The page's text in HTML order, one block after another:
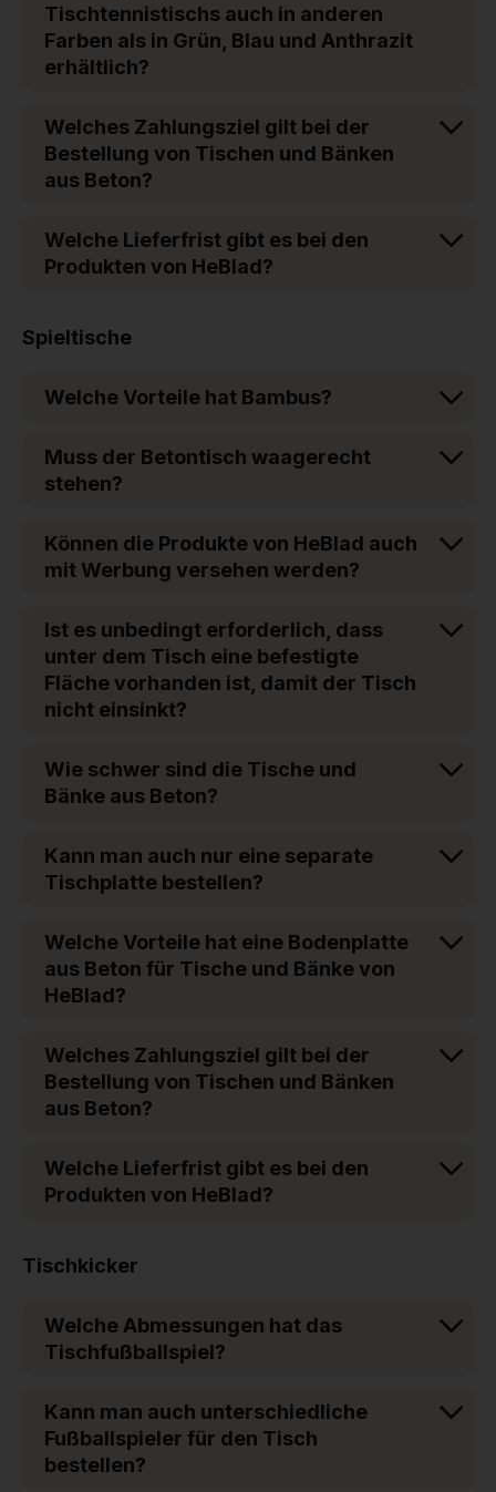
Tischtennistischs auch in anderen
Farben als in Grün, Blau und Anthrazit
erhältlich?
Welches Zahlungsziel gilt bei der
Bestellung von Tischen und Bänken
aus Beton?
Welche Lieferfrist gibt es bei den
Produkten von HeBlad?
Spieltische
Welche Vorteile hat Bambus?
Muss der Betontisch waagerecht
stehen?
Können die Produkte von HeBlad auch
mit Werbung versehen werden?
Ist es unbedingt erforderlich, dass
unter dem Tisch eine befestigte
Fläche vorhanden ist, damit der Tisch
nicht einsinkt?
Wie schwer sind die Tische und
Bänke aus Beton?
Kann man auch nur eine separate
Tischplatte bestellen?
Welche Vorteile hat eine Bodenplatte
aus Beton für Tische und Bänke von
HeBlad?
Welches Zahlungsziel gilt bei der
Bestellung von Tischen und Bänken
aus Beton?
Welche Lieferfrist gibt es bei den
Produkten von HeBlad?
Tischkicker
Welche Abmessungen hat das
Tischfußballspiel?
Kann man auch unterschiedliche
Fußballspieler für den Tisch
bestellen?